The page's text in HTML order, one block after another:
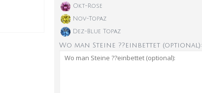
Okt-Rose
Nov-Topaz
Dez-Blue Topaz
Wo man Steine ??einbettet (optional):